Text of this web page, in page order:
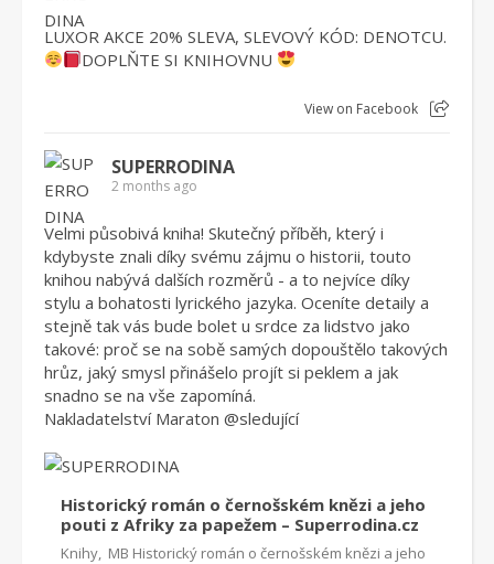
LUXOR AKCE 20% SLEVA, SLEVOVÝ KÓD: DENOTCU.
DOPLŇTE SI KNIHOVNU
View on Facebook
SUPERRODINA
2 months ago
Velmi působivá kniha! Skutečný příběh, který i
kdybyste znali díky svému zájmu o historii, touto
knihou nabývá dalších rozměrů - a to nejvíce díky
stylu a bohatosti lyrického jazyka. Oceníte detaily a
stejně tak vás bude bolet u srdce za lidstvo jako
takové: proč se na sobě samých dopouštělo takových
hrůz, jaký smysl přinášelo projít si peklem a jak
snadno se na vše zapomíná.
Nakladatelství Maraton @sledující
Historický román o černošském knězi a jeho
pouti z Afriky za papežem – Superrodina.cz
Knihy, MB Historický román o černošském knězi a jeho